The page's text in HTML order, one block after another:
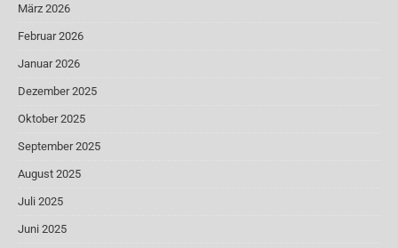
März 2026
Februar 2026
Januar 2026
Dezember 2025
Oktober 2025
September 2025
August 2025
Juli 2025
Juni 2025